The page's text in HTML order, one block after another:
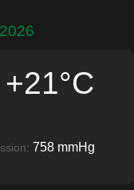
+21°C
758 mmHg